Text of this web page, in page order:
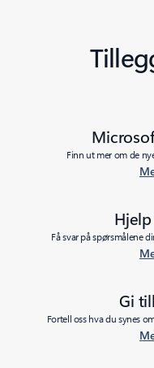
Finn ut mer om de
Få svar på spørsmålene
Gi
Fortell oss hva du synes